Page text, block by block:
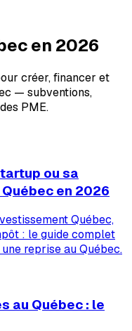
en 2026
créer, financer et
— subventions,
PME.
ou sa
en 2026
Québec,
: le guide complet
reprise au Québec.
au Québec : le